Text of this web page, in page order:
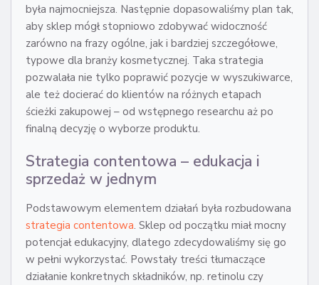
była najmocniejsza. Następnie dopasowaliśmy plan tak,
aby sklep mógł stopniowo zdobywać widoczność
zarówno na frazy ogólne, jak i bardziej szczegółowe,
typowe dla branży kosmetycznej. Taka strategia
pozwalała nie tylko poprawić pozycje w wyszukiwarce,
ale też docierać do klientów na różnych etapach
ścieżki zakupowej – od wstępnego researchu aż po
finalną decyzję o wyborze produktu.
Strategia contentowa – edukacja i
sprzedaż w jednym
Podstawowym elementem działań była rozbudowana
strategia contentowa. Sklep od początku miał mocny
potencjał edukacyjny, dlatego zdecydowaliśmy się go
w pełni wykorzystać. Powstały treści tłumaczące
działanie konkretnych składników, np. retinolu czy